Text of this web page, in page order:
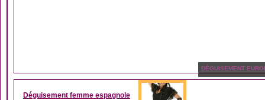
DÉGUISEMENT
Déguisement femme espagnole